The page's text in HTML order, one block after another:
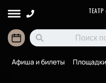
ТЕАТР
Афиша и билеты Площадки